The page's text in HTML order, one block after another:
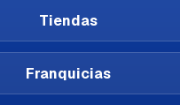
Tiendas
Franquicias